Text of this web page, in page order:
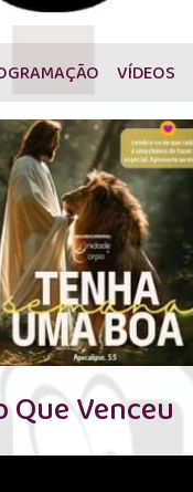
VÍDEOS
Que Venceu